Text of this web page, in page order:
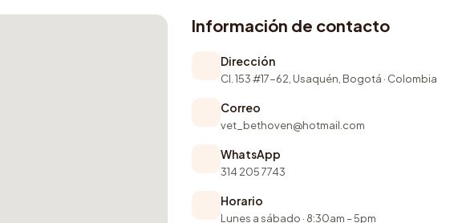
Información de contacto
Dirección
Cl. 153 #17-62, Usaquén, Bogotá · Colombia
Correo
vet_bethoven@hotmail.com
WhatsApp
314 205 7743
Horario
Lunes a sábado · 8:30am – 5pm